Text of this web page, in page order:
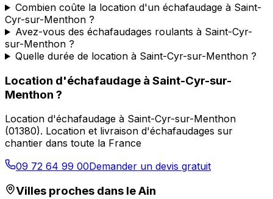
Combien coûte la location d'un échafaudage à Saint-
Cyr-sur-Menthon ?
Avez-vous des échafaudages roulants à Saint-Cyr-
sur-Menthon ?
Quelle durée de location à Saint-Cyr-sur-Menthon ?
Location d'échafaudage à Saint-Cyr-sur-
Menthon ?
Location d'échafaudage à Saint-Cyr-sur-Menthon
(01380). Location et livraison d'échafaudages sur
chantier dans toute la France
09 72 64 99 00Demander un devis gratuit
Villes proches dans leAin